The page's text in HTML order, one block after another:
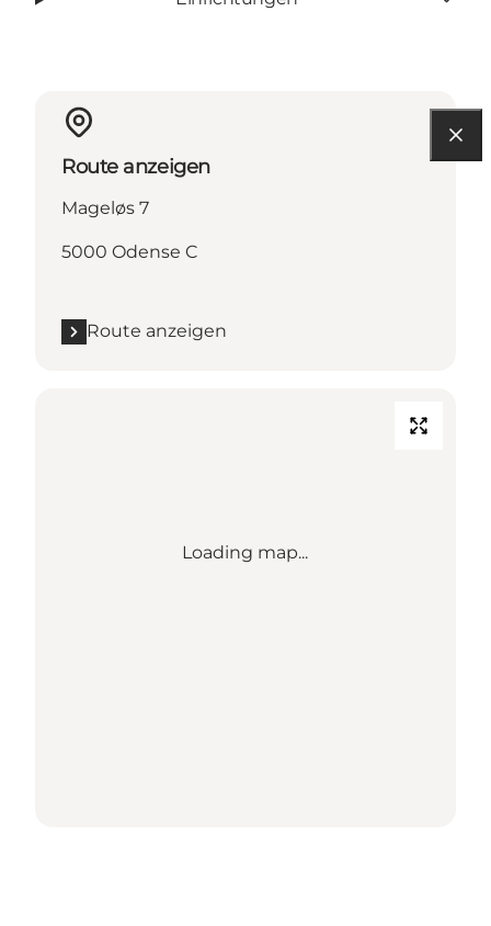
Route anzeigen
Mageløs 7
5000 Odense C
Route anzeigen
Loading map...